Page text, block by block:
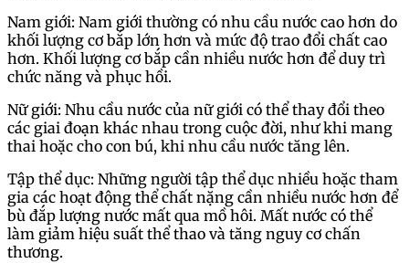
Nam giới: Nam giới thường có nhu cầu nước cao hơn do
khối lượng cơ bắp lớn hơn và mức độ trao đổi chất cao
hơn. Khối lượng cơ bắp cần nhiều nước hơn để duy trì
chức năng và phục hồi.
Nữ giới: Nhu cầu nước của nữ giới có thể thay đổi theo
các giai đoạn khác nhau trong cuộc đời, như khi mang
thai hoặc cho con bú, khi nhu cầu nước tăng lên.
Tập thể dục: Những người tập thể dục nhiều hoặc tham
gia các hoạt động thể chất nặng cần nhiều nước hơn để
bù đắp lượng nước mất qua mồ hôi. Mất nước có thể
làm giảm hiệu suất thể thao và tăng nguy cơ chấn
thương.